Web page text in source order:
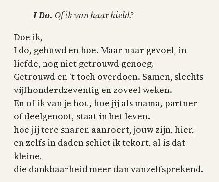
I Do. Of ik van haar hield?
Doe ik,
I do, gehuwd en hoe. Maar naar gevoel, in
liefde, nog niet getrouwd genoeg.
Getrouwd en ‘t toch overdoen. Samen, slechts
vijfhonderdzeventig en zoveel weken.
En of ik van je hou, hoe jij als mama, partner
of deelgenoot, staat in het leven.
hoe jij tere snaren aanroert, jouw zijn, hier,
en zelfs in daden schiet ik tekort, al is dat
kleine,
die dankbaarheid meer dan vanzelfsprekend.